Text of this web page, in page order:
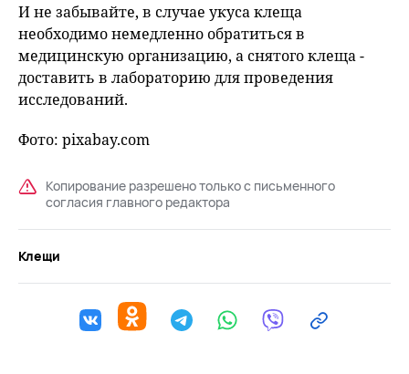
И не забывайте, в случае укуса клеща
необходимо немедленно обратиться в
медицинскую организацию, а снятого клеща -
доставить в лабораторию для проведения
исследований.
Фото: pixabay.com
Копирование разрешено только с письменного
согласия главного редактора
Клещи